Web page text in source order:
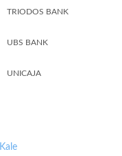
TRIODOS BANK
UBS BANK
UNICAJA
Kale